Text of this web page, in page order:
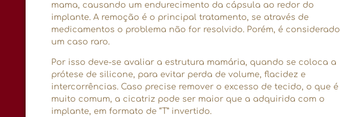
mama, causando um endurecimento da cápsula ao redor do
implante. A remoção é o principal tratamento, se através de
medicamentos o problema não for resolvido. Porém, é considerado
um caso raro.
Por isso deve-se avaliar a estrutura mamária, quando se coloca a
prótese de silicone, para evitar perda de volume, flacidez e
intercorrências. Caso precise remover o excesso de tecido, o que é
muito comum, a cicatriz pode ser maior que a adquirida com o
implante, em formato de “T” invertido.